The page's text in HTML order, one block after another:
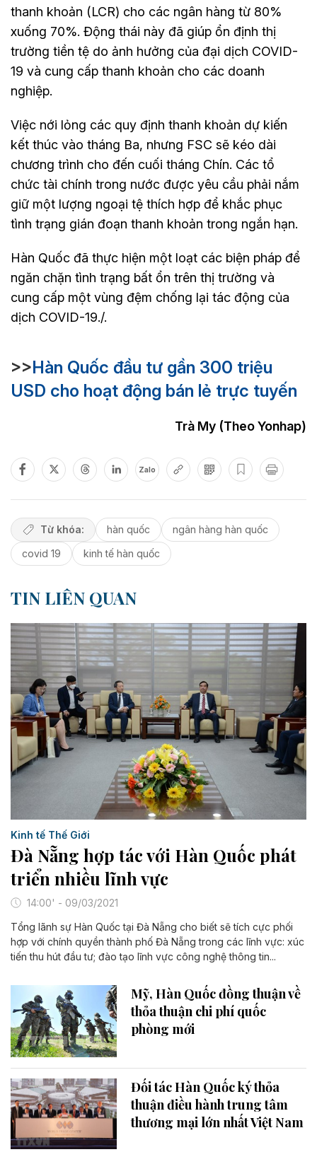
thanh khoản (LCR) cho các ngân hàng từ 80%
xuống 70%. Động thái này đã giúp ổn định thị
trường tiền tệ do ảnh hưởng của đại dịch COVID-
19 và cung cấp thanh khoản cho các doanh
nghiệp.
Việc nới lỏng các quy định thanh khoản dự kiến
kết thúc vào tháng Ba, nhưng FSC sẽ kéo dài
chương trình cho đến cuối tháng Chín. Các tổ
chức tài chính trong nước được yêu cầu phải nắm
giữ một lượng ngoại tệ thích hợp để khắc phục
tình trạng gián đoạn thanh khoản trong ngắn hạn.
Hàn Quốc đã thực hiện một loạt các biện pháp để
ngăn chặn tình trạng bất ổn trên thị trường và
cung cấp một vùng đệm chống lại tác động của
dịch COVID-19./.
>>Hàn Quốc đầu tư gần 300 triệu
USD cho hoạt động bán lẻ trực tuyến
Trà My (Theo Yonhap)
Zalo
Từ khóa: hàn quốc
ngân hàng hàn quốc
covid 19
kinh tế hàn quốc
TIN LIÊN QUAN
Kinh tế Thế Giới
Đà Nẵng hợp tác với Hàn Quốc phát
triển nhiều lĩnh vực
14:00' - 09/03/2021
Tổng lãnh sự Hàn Quốc tại Đà Nẵng cho biết sẽ tích cực phối
hợp với chính quyền thành phố Đà Nẵng trong các lĩnh vực: xúc
tiến thu hút đầu tư; đào tạo lĩnh vực công nghệ thông tin...
Mỹ, Hàn Quốc đồng thuận về
thỏa thuận chi phí quốc
phòng mới
Đối tác Hàn Quốc ký thỏa
thuận điều hành trung tâm
thương mại lớn nhất Việt Nam